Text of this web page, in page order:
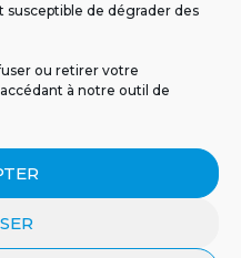
susceptible de dégrader des
ou retirer votre
à notre outil de
BLOG
DE CONFIDENTIALITÉ